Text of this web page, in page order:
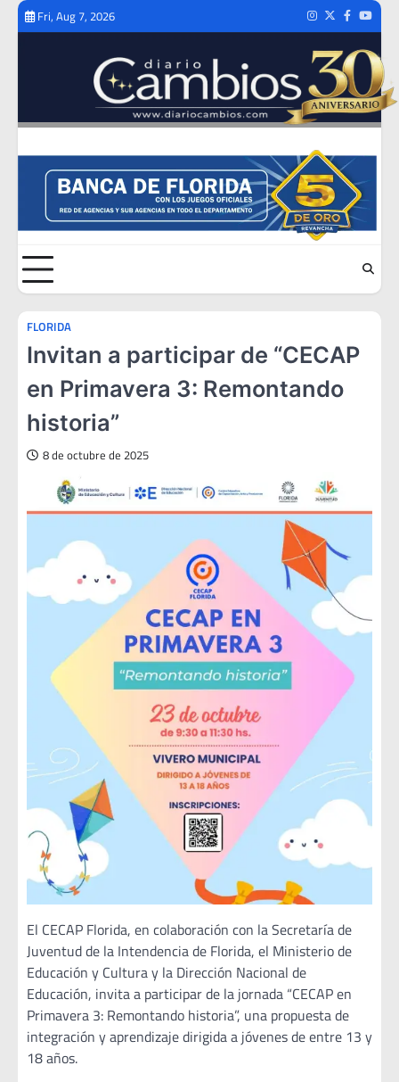
Skip
Fri, Aug 7, 2026 Instagram
TwitterFacebook
FLORIDA
Invitan a participar de “CECAP
en Primavera 3: Remontando
historia”
8 de octubre de 2025
El CECAP Florida, en colaboración con la Secretaría de
Juventud de la Intendencia de Florida, el Ministerio de
Educación y Cultura y la Dirección Nacional de
Educación, invita a participar de la jornada “CECAP en
Primavera 3: Remontando historia”, una propuesta de
integración y aprendizaje dirigida a jóvenes de entre 13 y
18 años.